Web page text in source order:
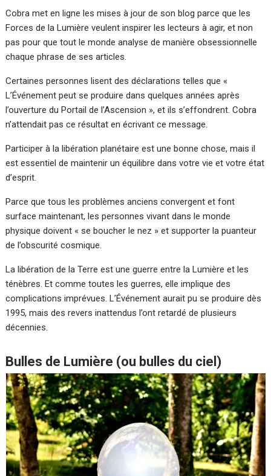
Cobra met en ligne les mises à jour de son blog parce que les
Forces de la Lumière veulent inspirer les lecteurs à agir, et non
pas pour que tout le monde analyse de manière obsessionnelle
chaque phrase de ses articles.
Certaines personnes lisent des déclarations telles que «
L’Événement peut se produire dans quelques années après
l’ouverture du Portail de l’Ascension », et ils s’effondrent. Cobra
n’attendait pas ce résultat en écrivant ce message.
Participer à la libération planétaire est une bonne chose, mais il
est essentiel de maintenir un équilibre dans votre vie et votre état
d’esprit.
Parce que tous les problèmes anciens convergent et font
surface maintenant, les personnes vivant dans le monde
physique doivent « se boucher le nez » et supporter la puanteur
de l’obscurité cosmique.
La libération de la Terre est une guerre entre la Lumière et les
ténèbres. Et comme toutes les guerres, elle implique des
complications imprévues. L’Événement aurait pu se produire dès
1995, mais des revers inattendus l’ont retardé de plusieurs
décennies.
Bulles de Lumière (ou bulles du ciel)